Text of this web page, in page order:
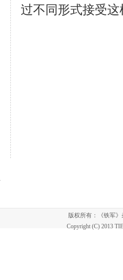
过不同形式接受
版权所有：《铁军
Copyright (C) 2013